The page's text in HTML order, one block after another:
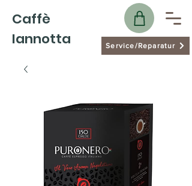
Caffè
Iannotta
Service/Reparatur